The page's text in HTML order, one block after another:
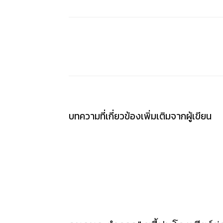
บทความที่เกี่ยวข้องเพิ่มเติมจากผู้เขียน